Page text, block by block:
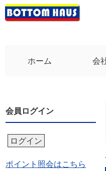
ホーム 会
会員ログイン
ログイン
ポイント照会はこちら